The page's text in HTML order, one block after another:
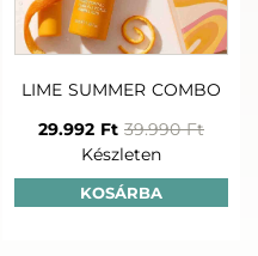
LIME SUMMER COMBO
29.992 Ft 39.990 Ft
Készleten
KOSÁRBA